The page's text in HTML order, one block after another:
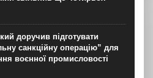
доручив підготувати
санкційну операцію” для
воєнної промисловості